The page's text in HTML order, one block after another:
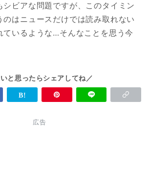
シビアな問題ですが、このタイミン
のはニュースだけでは読み取れない
ているような…そんなことを思う今
と思ったらシェアしてね／
広告